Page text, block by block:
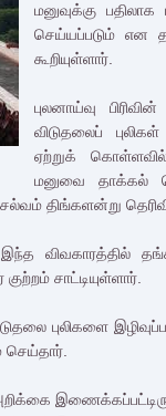
மனுவுக்கு
செய்யப்படும் என
கூறியுள்ளார்.
புலனாய்வு
விடுதலைப்
ஏற்றுக்
மனுவை தாக்கல்
திங்களன்று
இந்த விவகாரத்தில்
சாட்டியுள்ளார்.
புலிகளை
செய்தார்.
அறிக்கை